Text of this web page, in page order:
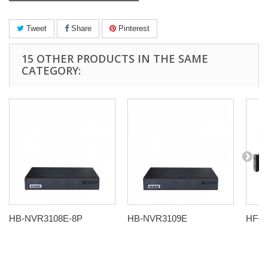
Tweet Share Pinterest
15 OTHER PRODUCTS IN THE SAME
CATEGORY:
HB-NVR3108E-8P HB-NVR3109E HF-